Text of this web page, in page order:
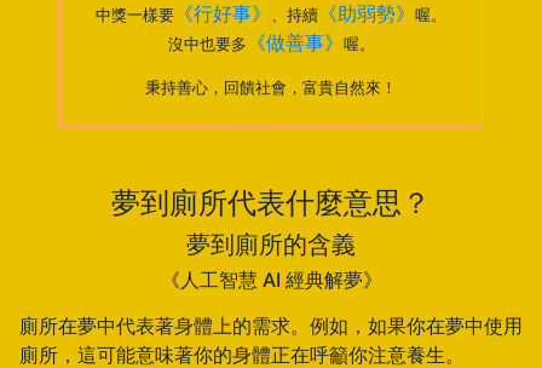
中獎一樣要 《行好事》 、持續 《助弱勢》 喔。
沒中也要多
《做善事》 喔。
秉持善心，回饋社會，富貴自然來！
夢到廁所代表什麼意思？
夢到廁所的含義
《人工智慧 AI 經典解夢》
廁所在夢中代表著身體上的需求。例如，如果你在夢中使用
廁所，這可能意味著你的身體正在呼籲你注意養生。